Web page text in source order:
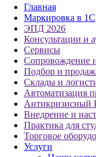
Главная
Маркировка в 1С
ЭПД 2026
Консультации и
Сервисы
Сопровождение
Подбор и
Склады и
Автоматизация
Внедрение и
Практика для
Торговое
Услуги